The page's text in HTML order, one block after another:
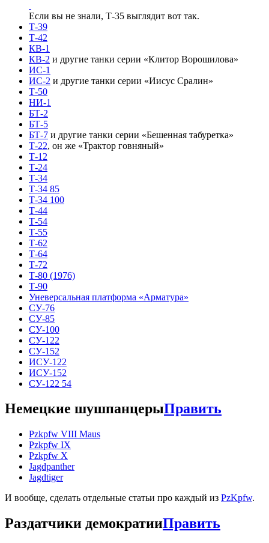
Если вы не знали, Т-35 выглядит вот так.
Т-39
Т-42
КВ-1
КВ-2 и другие танки серии «Клитор Ворошилова»
ИС-1
ИС-2 и другие танки серии «Иисус Сралин»
Т-50
НИ-1
БТ-2
БТ-5
БТ-7 и другие танки серии «Бешенная табуретка»
Т-22, он же «Трактор говняный»
Т-12
Т-24
Т-34
Т-34 85
Т-34 100
Т-44
Т-54
Т-55
Т-62
Т-64
Т-72
Т-80 (1976)
Т-90
Уневерсальная платформа «Арматура»
СУ-76
СУ-85
СУ-100
СУ-122
СУ-152
ИСУ-122
ИСУ-152
СУ-122 54
Немецкие шушпанцерыПравить
Pzkpfw VIII Maus
Pzkpfw IX
Pzkpfw X
Jagdpanther
Jagdtiger
И вообще, сделать отдельные статьи про каждый из PzKpfw.
Раздатчики демократииПравить